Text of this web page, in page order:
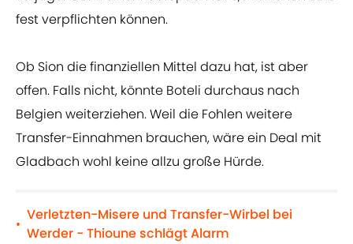
fest verpflichten können.
Ob Sion die finanziellen Mittel dazu hat, ist aber
offen. Falls nicht, könnte Boteli durchaus nach
Belgien weiterziehen. Weil die Fohlen weitere
Transfer-Einnahmen brauchen, wäre ein Deal mit
Gladbach wohl keine allzu große Hürde.
•
Verletzten-Misere und Transfer-Wirbel bei
Werder - Thioune schlägt Alarm